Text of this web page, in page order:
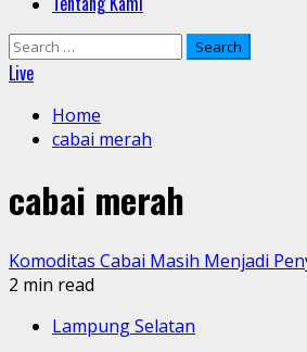
Search
for:
Live
Home
cabai merah
cabai merah
Komoditas Cabai Masih Menjadi
2 min read
Lampung Selatan